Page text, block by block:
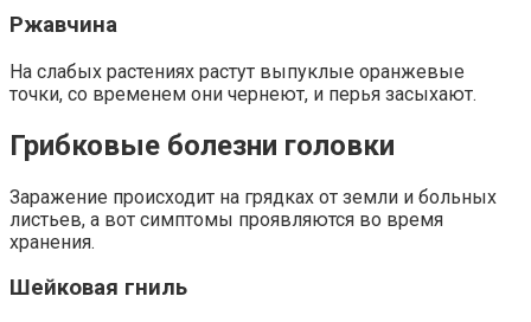
Ржавчина
На слабых растениях растут выпуклые оранжевые
точки, со временем они чернеют, и перья засыхают.
Грибковые болезни головки
Заражение происходит на грядках от земли и больных
листьев, а вот симптомы проявляются во время
хранения.
Шейковая гниль